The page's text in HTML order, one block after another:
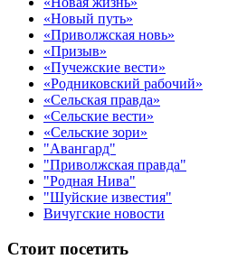
«Новый путь»
«Приволжская новь»
«Призыв»
«Пучежские вести»
«Родниковский рабочий»
«Сельская правда»
«Сельские вести»
«Сельские зори»
"Авангард"
"Приволжская правда"
"Родная Нива"
"Шуйские известия"
Вичугские новости
Стоит посетить